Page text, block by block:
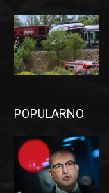
POPULARNO